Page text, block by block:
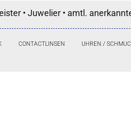
• Juwelier • amtl.
CONTACTLINSEN UHREN /